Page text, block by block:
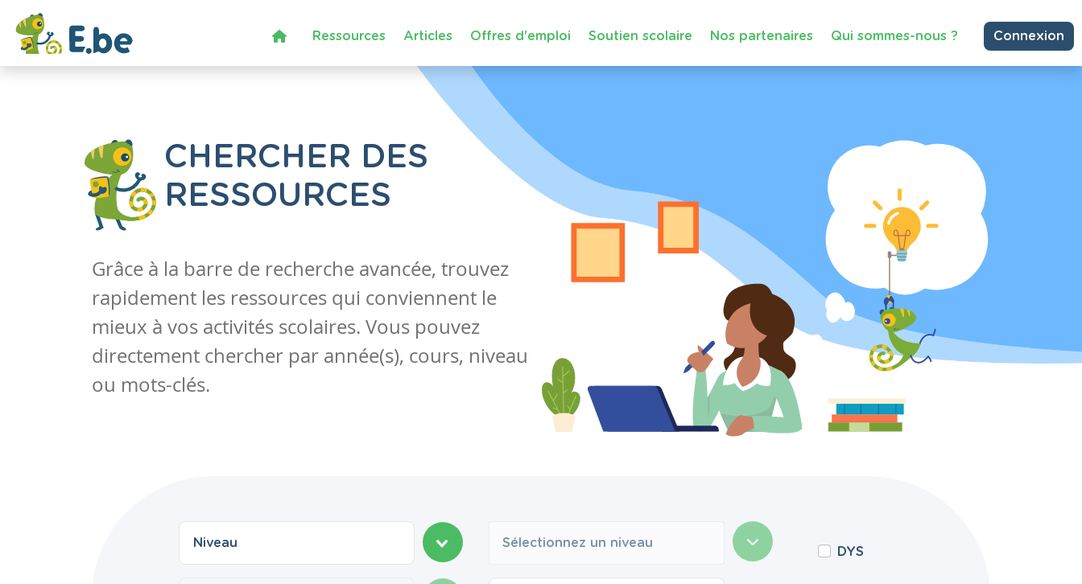
Ressources Articles Offres d'emploi Soutien scolaire Nos partenaires Qui sommes-nous ? Connexion
CHERCHER DES
RESSOURCES
Grâce à la barre de recherche avancée, trouvez
rapidement les ressources qui conviennent le
mieux à vos activités scolaires. Vous pouvez
directement chercher par année(s), cours, niveau
ou mots-clés.
Sélectionnez un niveau
DYS